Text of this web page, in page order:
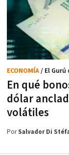
En qué
dólar
volátiles
ECONOMÍA/ El Gurú
PorSalvador Di